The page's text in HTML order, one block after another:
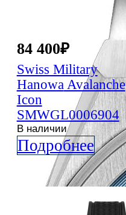
84 400₽
Swiss Military
Hanowa Avalanche
Icon
SMWGL0006904
В наличии
Подробнее